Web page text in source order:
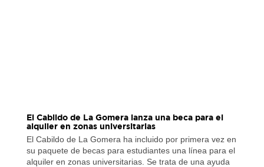
El Cabildo de La Gomera lanza una beca para el
alquiler en zonas universitarias
El Cabildo de La Gomera ha incluido por primera vez en
su paquete de becas para estudiantes una línea para el
alquiler en zonas universitarias. Se trata de una ayuda